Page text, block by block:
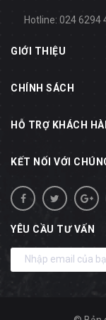
Hotline: 024 6294
GIỚI THIỆU
CHÍNH SÁCH
HỖ TRỢ KHÁCH
KẾT NỐI VỚI
YÊU CẦU TƯ VẤN